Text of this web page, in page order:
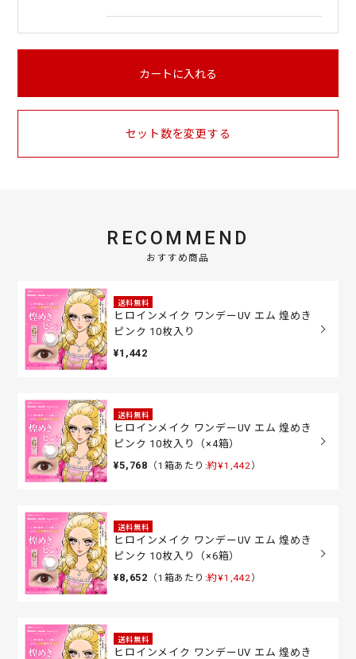
カートに入れる
セット数を変更する
RECOMMEND
おすすめ商品
送料無料
ヒロインメイク ワンデーUV エム 煌めき
ピンク 10枚入り
¥1,442
送料無料
ヒロインメイク ワンデーUV エム 煌めき
ピンク 10枚入り（×4箱）
¥5,768 （1箱あたり:約¥1,442）
送料無料
ヒロインメイク ワンデーUV エム 煌めき
ピンク 10枚入り（×6箱）
¥8,652 （1箱あたり:約¥1,442）
送料無料
ヒロインメイク ワンデーUV エム 煌めき